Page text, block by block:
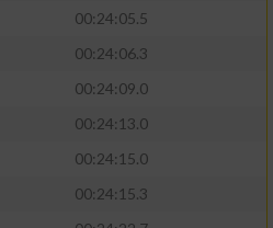
00:24:05.5
00:24:06.3
00:24:09.0
00:24:13.0
00:24:15.0
00:24:15.3